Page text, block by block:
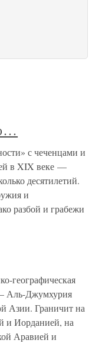
с чеченцами и
в XIX веке —
десятилетий.
и
разбой и грабежи
географическая
Аль-Джумхурия
Азии. Граничит на
и Иорданией, на
Аравией и